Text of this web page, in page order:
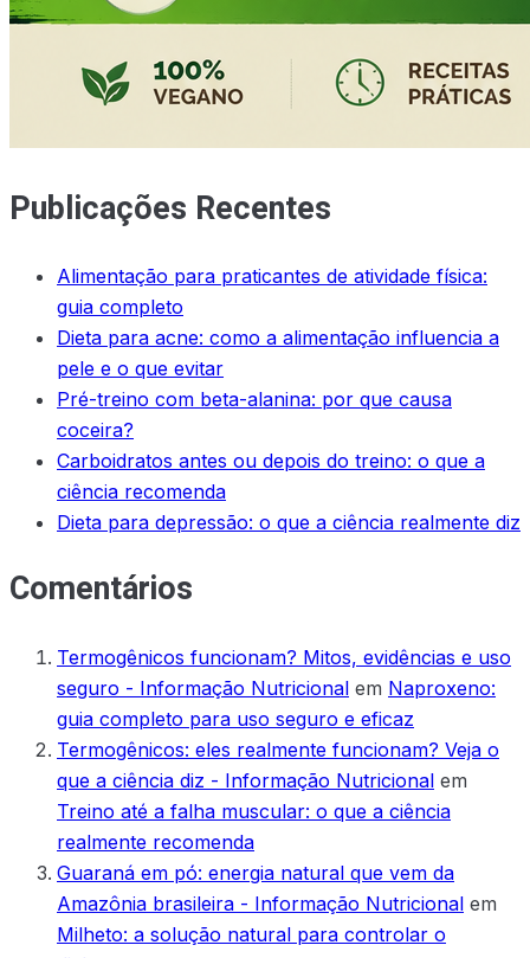
Publicações Recentes
Alimentação para praticantes de atividade física:
guia completo
Dieta para acne: como a alimentação influencia a
pele e o que evitar
Pré-treino com beta-alanina: por que causa
coceira?
Carboidratos antes ou depois do treino: o que a
ciência recomenda
Dieta para depressão: o que a ciência realmente diz
Comentários
Termogênicos funcionam? Mitos, evidências e uso
seguro - Informação Nutricional em Naproxeno:
guia completo para uso seguro e eficaz
Termogênicos: eles realmente funcionam? Veja o
que a ciência diz - Informação Nutricional em
Treino até a falha muscular: o que a ciência
realmente recomenda
Guaraná em pó: energia natural que vem da
Amazônia brasileira - Informação Nutricional em
Milheto: a solução natural para controlar o